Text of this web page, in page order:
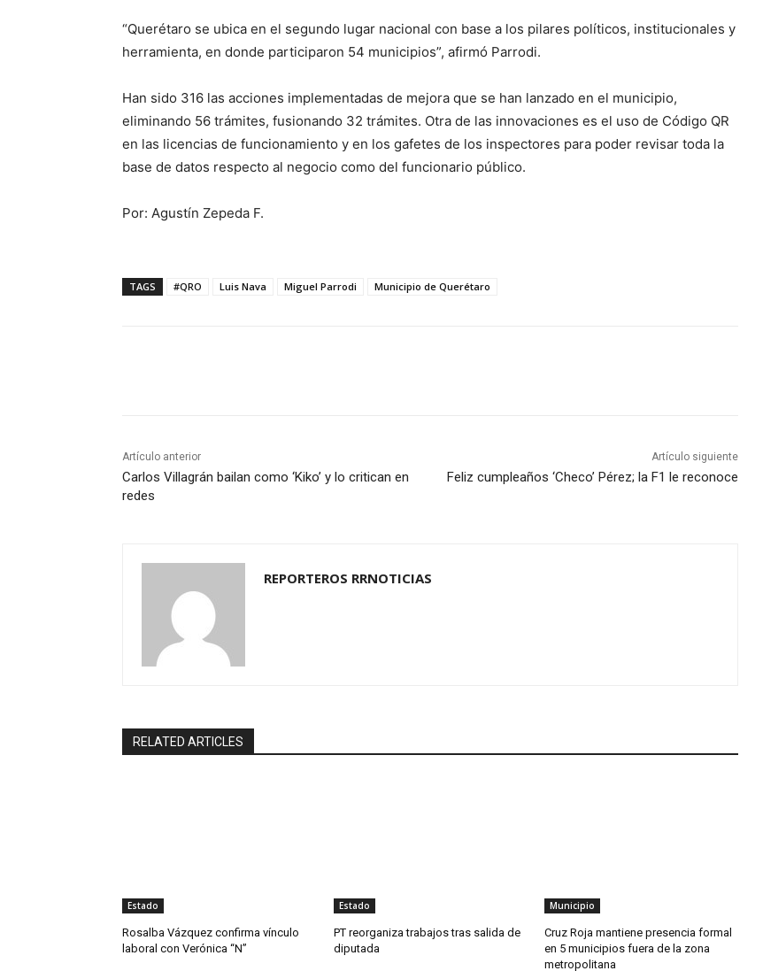
“Querétaro se ubica en el segundo lugar nacional con base a los pilares políticos, institucionales y
herramienta, en donde participaron 54 municipios”, afirmó Parrodi.
Han sido 316 las acciones implementadas de mejora que se han lanzado en el municipio,
eliminando 56 trámites, fusionando 32 trámites. Otra de las innovaciones es el uso de Código QR
en las licencias de funcionamiento y en los gafetes de los inspectores para poder revisar toda la
base de datos respecto al negocio como del funcionario público.
Por: Agustín Zepeda F.
TAGS #QRO Luis Nava Miguel Parrodi Municipio de Querétaro
Artículo anterior
Carlos Villagrán bailan como ‘Kiko’ y lo critican en
redes
Artículo siguiente
Feliz cumpleaños ‘Checo’ Pérez; la F1 le reconoce
REPORTEROS RRNOTICIAS
RELATED ARTICLES
Estado
Rosalba Vázquez confirma vínculo
laboral con Verónica “N”
Estado
PT reorganiza trabajos tras salida de
diputada
Municipio
Cruz Roja mantiene presencia formal
en 5 municipios fuera de la zona
metropolitana